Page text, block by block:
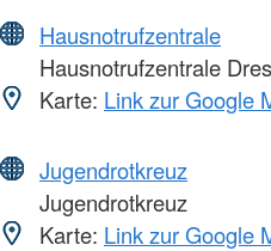
Hausnotrufzentrale
Hausnotrufzentrale
Karte: Link zur Google
Jugendrotkreuz
Jugendrotkreuz
Karte: Link zur Google